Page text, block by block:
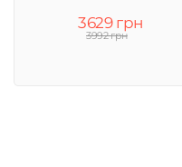
3629 грн
3992 грн